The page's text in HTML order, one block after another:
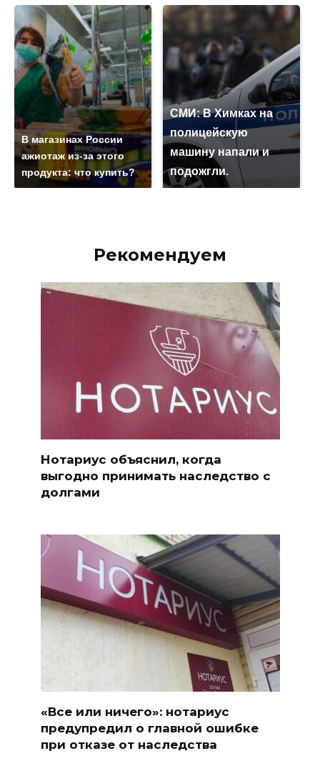
В магазинах России
ажиотаж из-за этого
продукта: что купить?
СМИ: В Химках на
полицейскую
машину напали и
подожгли.
Рекомендуем
Нотариус объяснил, когда
выгодно принимать наследство с
долгами
«Все или ничего»: нотариус
предупредил о главной ошибке
при отказе от наследства